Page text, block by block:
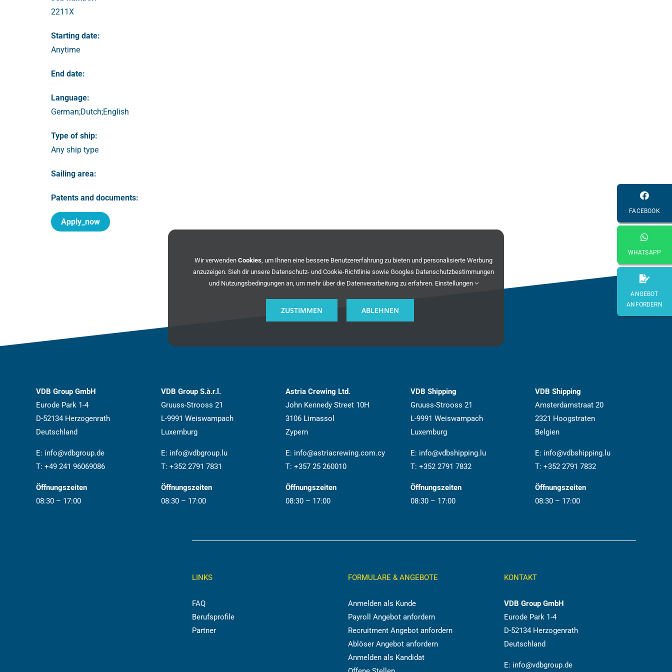
2211X
Starting date:
Anytime
End date:
Language:
German;Dutch;English
Type of ship:
Any ship type
Sailing area:
Patents and documents:
Apply_now
VDB Group GmbH
Eurode Park 1-4
D-52134 Herzogenrath
Deutschland
E: info@vdbgroup.de
T: +49 241 96069086
Öffnungszeiten
08:30 – 17:00
VDB Group S.à.r.l.
Gruuss-Strooss 21
L-9991 Weiswampach
Luxemburg
E: info@vdbgroup.lu
T: +352 2791 7831
Öffnungszeiten
08:30 – 17:00
Astria Crewing Ltd.
John Kennedy Street 10H
3106 Limassol
Zypern
E: info@astriacrewing.com.cy
T:+357 25 260010
Öffnungszeiten
08:30 – 17:00
VDB Shipping
Gruuss-Strooss 21
L-9991 Weiswampach
Luxemburg
E: info@vdbshipping.lu
T: +352 2791 7832
Öffnungszeiten
08:30 – 17:00
VDB Shipping
Amsterdamstraat 20
2321 Hoogstraten
Belgien
E: info@vdbshipping.lu
T:+352 2791 7832
Öffnungszeiten
08:30 – 17:00
LINKS
FAQ
Berufsprofile
Partner
FORMULARE & ANGEBOTE
Anmelden als Kunde
Payroll Angebot anfordern
Recruitment Angebot anfordern
Ablöser Angebot anfordern
Anmelden als Kandidat
KONTAKT
VDB Group GmbH
Eurode Park 1-4
D-52134 Herzogenrath
Deutschland
E: info@vdbgroup.de
FACEBOOK
WHATSAPP
ANGEBOT
ANFORDERN
Wir verwenden Cookies, um Ihnen eine bessere Benutzererfahrung zu bieten und personalisierte Werbung
anzuzeigen. Sieh dir unsere Datenschutz- und Cookie-Richtlinie sowie Googles Datenschutzbestimmungen
und Nutzungsbedingungenan, um mehr über die Datenverarbeitung zu erfahren. Einstellungen
ZUSTIMMEN ABLEHNEN